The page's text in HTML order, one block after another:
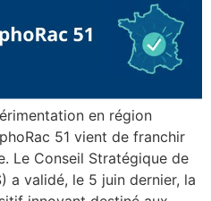
en région
51 vient de franchir
Le Conseil Stratégique de
a validé, le 5 juin dernier, la